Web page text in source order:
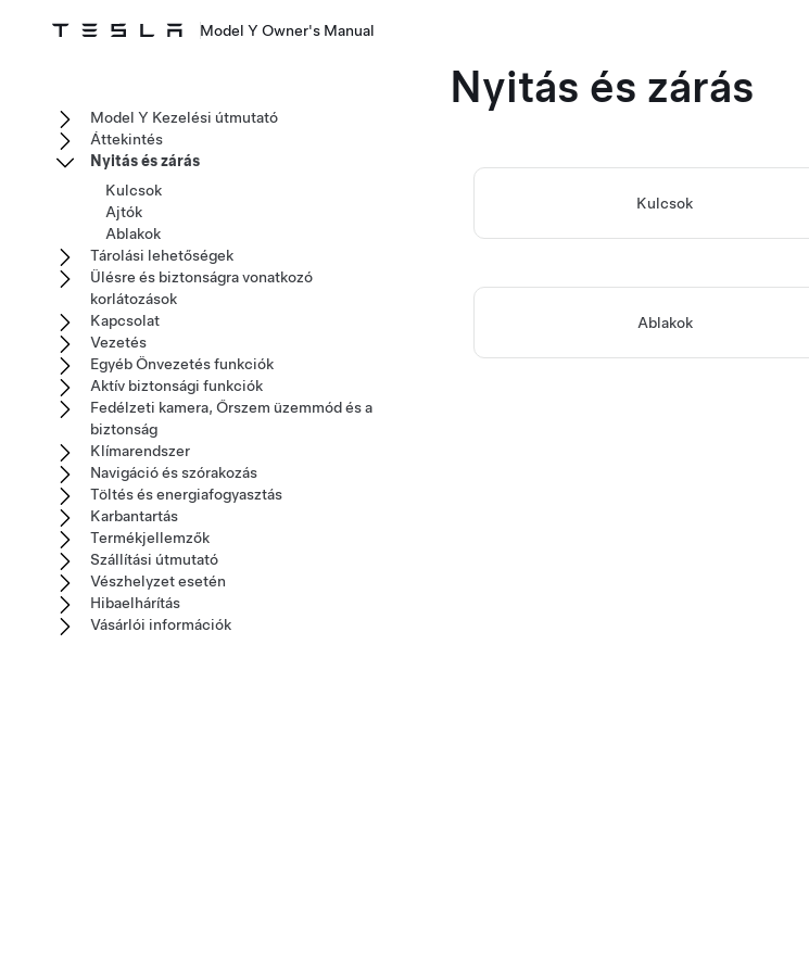
Model Y Owner's Manual
Nyitás és zárás
Kulcsok
Ablakok
Model Y Kezelési útmutató
Áttekintés
Nyitás és zárás
Kulcsok
Ajtók
Ablakok
Tárolási lehetőségek
Ülésre és biztonságra vonatkozó
korlátozások
Kapcsolat
Vezetés
Egyéb Önvezetés funkciók
Aktív biztonsági funkciók
Fedélzeti kamera, Őrszem üzemmód és a
biztonság
Klímarendszer
Navigáció és szórakozás
Töltés és energiafogyasztás
Karbantartás
Termékjellemzők
Szállítási útmutató
Vészhelyzet esetén
Hibaelhárítás
Vásárlói információk